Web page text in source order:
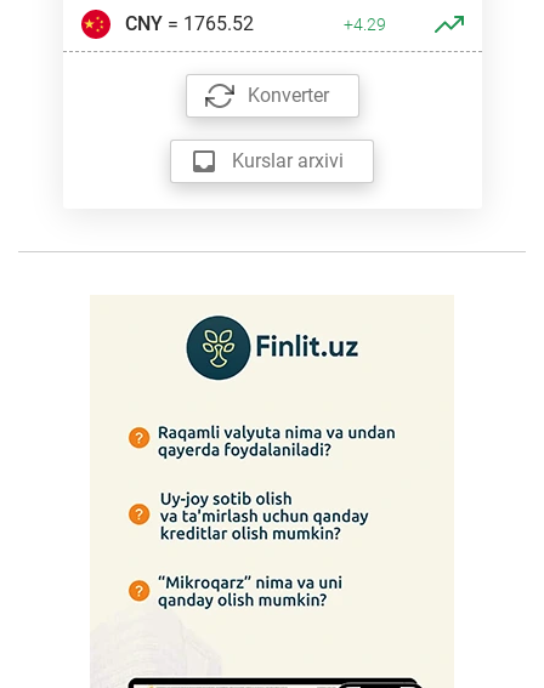
CNY= 1765.52 +4.29
Konverter
Kurslar arxivi